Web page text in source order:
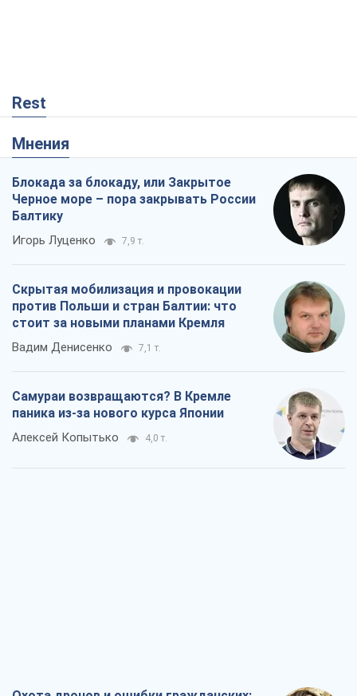
Rest
Мнения
Блокада за блокаду, или Закрытое
Черное море – пора закрывать России
Балтику
Игорь Луценко 7,9 т.
Скрытая мобилизация и провокации
против Польши и стран Балтии: что
стоит за новыми планами Кремля
Вадим Денисенко 7,1 т.
Самураи возвращаются? В Кремле
паника из-за нового курса Японии
Алексей Копытько 4,0 т.